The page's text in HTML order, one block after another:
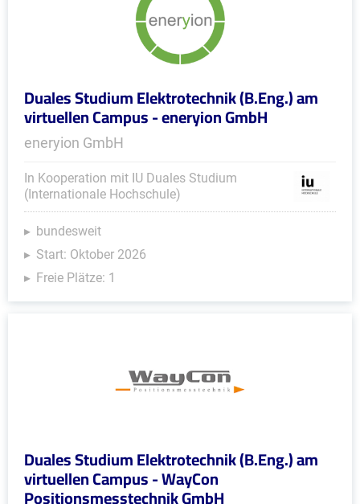
Duales Studium Elektrotechnik (B.Eng.) am
virtuellen Campus - eneryion GmbH
eneryion GmbH
In Kooperation mit IU Duales Studium
(Internationale Hochschule)
bundesweit
Start: Oktober 2026
Freie Plätze: 1
Duales Studium Elektrotechnik (B.Eng.) am
virtuellen Campus - WayCon
Positionsmesstechnik GmbH